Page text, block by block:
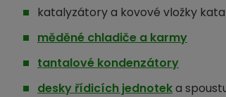
katalyzátory a kovové vložky
měděné chladiče a karmy
tantalové kondenzátory
desky řídicích jednoteka